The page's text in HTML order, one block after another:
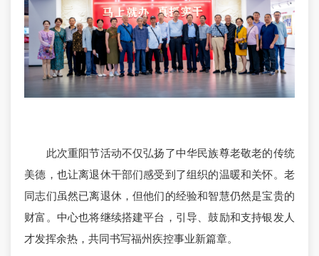
此次重阳节活动不仅弘扬了中华民族尊老敬老的传统
美德，也让离退休干部们感受到了组织的温暖和关怀。老
同志们虽然已离退休，但他们的经验和智慧仍然是宝贵的
财富。中心也将继续搭建平台，引导、鼓励和支持银发人
才发挥余热，共同书写福州疾控事业新篇章。